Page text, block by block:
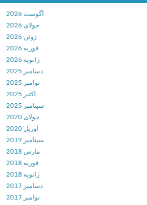
w
i
t
c
h
v
8
.
.
0
د
ا
ن
ل
و
د
ب
آگوست 2026
جولای 2026
ژوئن 2026
فوریه 2026
ژانویه 2026
دسامبر 2025
نوامبر 2025
سپتامبر 2025
جولای 2020
آوریل 2020
سپتامبر 2019
مارس 2018
فوریه 2018
ژانویه 2018
دسامبر 2017
نوامبر 2017